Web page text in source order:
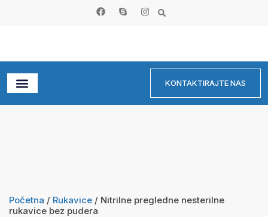
KONTAKTIRAJTE NAS
Početna / Rukavice / Nitrilne pregledne nesterilne
rukavice bez pudera